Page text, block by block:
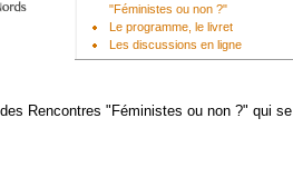
"Féministes ou non ?"
Le programme, le livret
Les discussions en ligne
Rencontres "Féministes ou non ?" qui